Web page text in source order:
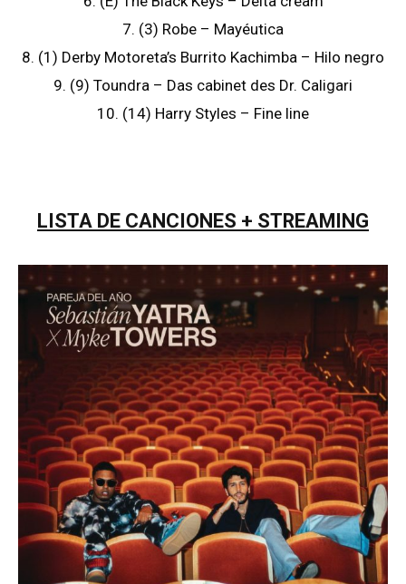
7. (3) Robe – Mayéutica
8. (1) Derby Motoreta’s Burrito Kachimba – Hilo negro
9. (9) Toundra – Das cabinet des Dr. Caligari
10. (14) Harry Styles – Fine line
LISTA DE CANCIONES + STREAMING